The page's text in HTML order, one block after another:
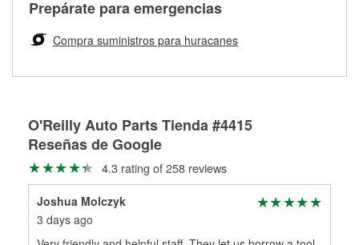
Herramientas de O'Reilly
pueden ser reutilizados, podemos ayudarte a encontrar las
partes de reemplazo correctas para tu reparación.
averiada o determina los acoplamientos y la longitud
adecuados para que te construyamos una nueva. O'Reilly
Auto Parts tiene las mangueras y los acoples adecuados
agrícola o de construcción.
hidráulicas a la medida en tu tienda local
Prepárate para emergencias
Compra suministros para huracanes
O'Reilly Auto Parts Tienda #4415
Reseñas de Google
4.3 rating of 258 reviews
Joshua Molczyk
3 days ago